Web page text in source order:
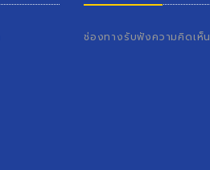
ช่องทางรับฟังความคิดเห็น